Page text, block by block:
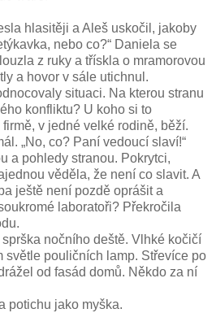
hlasitěji a Aleš uskočil, jakoby
nebo co?“ Daniela se
z ruky a třískla o mramorovou
a hovor v sále utichnul.
situaci. Na kterou stranu
konfliktu? U koho si to
v jedné velké rodině, běží.
„No, co? Paní vedoucí slaví!“
a pohledy stranou. Pokrytci,
věděla, že není co slavit. A
ještě není pozdě oprášit a
laboratoři? Překročila
nočního deště. Vlhké kočičí
světle pouličních lamp. Střevíce po
od fasád domů. Někdo za ní
potichu jako myška.